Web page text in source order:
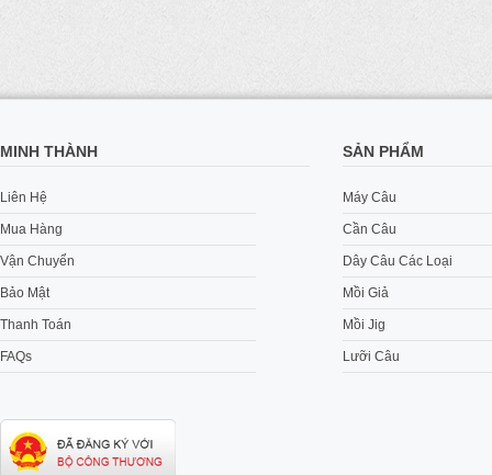
MINH THÀNH
Liên Hệ
Mua Hàng
Vận Chuyển
Bảo Mật
Thanh Toán
FAQs
SẢN PHẨM
Máy Câu
Cần Câu
Dây Câu Các Loại
Mồi Giả
Mồi Jig
Lưỡi Câu